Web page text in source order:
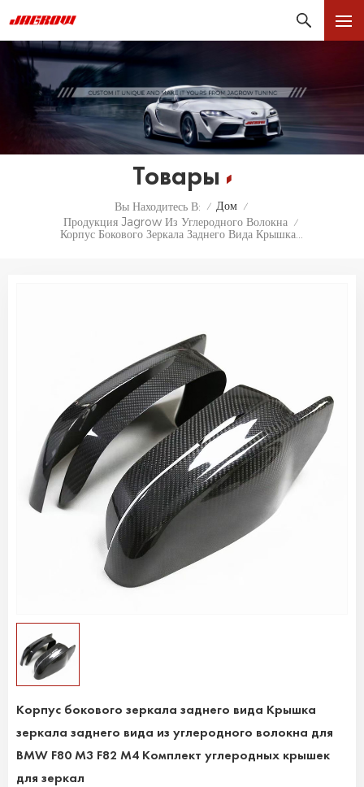
Товары
Вы Находитесь В: / Дом /
Продукция Jagrow Из Углеродного Волокна /
Корпус Бокового Зеркала Заднего Вида Крышка Зеркала Заднего Вида Из Углеродного Волокна Для BMW F80 M3 F82 M4 Комплект Углеродных Крышек Для Зеркал
Корпус бокового зеркала заднего вида Крышка
зеркала заднего вида из углеродного волокна для
BMW F80 M3 F82 M4 Комплект углеродных крышек
для зеркал